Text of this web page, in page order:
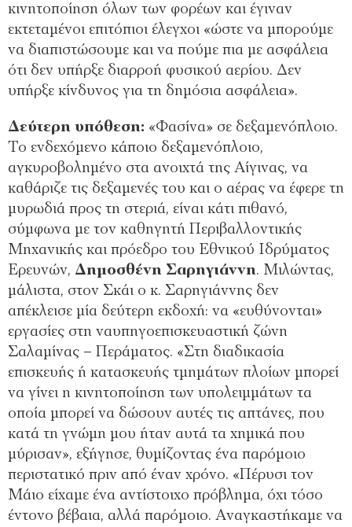
κινητοποίηση όλων των φορέων και έγιναν
εκτεταμένοι επιτόπιοι έλεγχοι «ώστε να μπορούμε
να διαπιστώσουμε και να πούμε πια με ασφάλεια
ότι δεν υπήρξε διαρροή φυσικού αερίου. Δεν
υπήρξε κίνδυνος για τη δημόσια ασφάλεια».
Δεύτερη υπόθεση: «Φασίνα» σε δεξαμενόπλοιο.
Το ενδεχόμενο κάποιο δεξαμενόπλοιο,
αγκυροβολημένο στα ανοιχτά της Αίγινας, να
καθάριζε τις δεξαμενές του και ο αέρας να έφερε τη
μυρωδιά προς τη στεριά, είναι κάτι πιθανό,
σύμφωνα με τον καθηγητή Περιβαλλοντικής
Μηχανικής και πρόεδρο του Εθνικού Ιδρύματος
Ερευνών, Δημοσθένη Σαρηγιάννη. Μιλώντας,
μάλιστα, στον Σκάι ο κ. Σαρηγιάννης δεν
απέκλεισε μία δεύτερη εκδοχή: να «ευθύνονται»
εργασίες στη ναυπηγοεπισκευαστική ζώνη
Σαλαμίνας – Περάματος. «Στη διαδικασία
επισκευής ή κατασκευής τμημάτων πλοίων μπορεί
να γίνει η κινητοποίηση των υπολειμμάτων τα
οποία μπορεί να δώσουν αυτές τις απτάνες, που
κατά τη γνώμη μου ήταν αυτά τα χημικά που
μύρισαν», εξήγησε, θυμίζοντας ένα παρόμοιο
περιστατικό πριν από έναν χρόνο. «Πέρυσι τον
Μάιο είχαμε ένα αντίστοιχο πρόβλημα, όχι τόσο
έντονο βέβαια, αλλά παρόμοιο. Αναγκαστήκαμε να